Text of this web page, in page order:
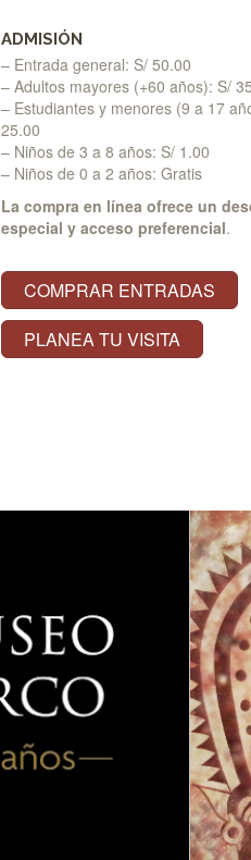
ADMISIÓN
– Entrada general: S/ 50.00
– Adultos mayores (+60 años): S/
– Estudiantes y menores (9 a 17
25.00
– Niños de 3 a 8 años: S/ 1.00
– Niños de 0 a 2 años: Gratis
La compra en línea ofrece un
especial y acceso preferencial.
COMPRAR ENTRADAS
PLANEA TU VISITA